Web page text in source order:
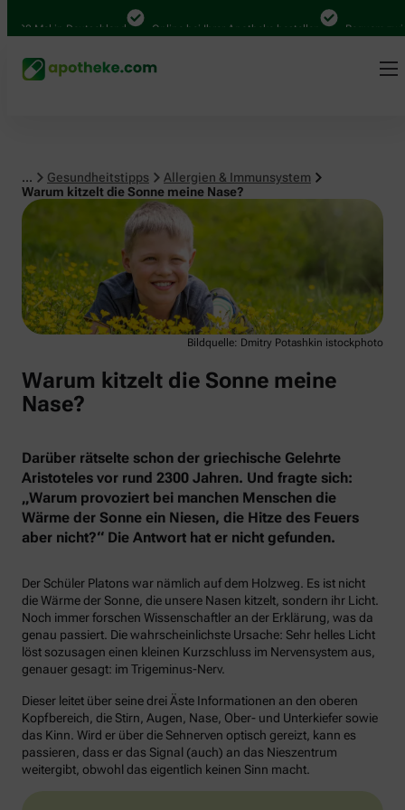
Mal in Deutschland Online bei Ihrer Apotheke bestellen Bequem
... Gesundheitstipps
Allergien & Immunsystem
Warum kitzelt die Sonne meine Nase?
Allergien & Immunsystem
Bildquelle: Dmitry Potashkin istockphoto
Warum kitzelt die Sonne meine
Nase?
Darüber rätselte schon der griechische Gelehrte
Aristoteles vor rund 2300 Jahren. Und fragte sich:
„Warum provoziert bei manchen Menschen die
Wärme der Sonne ein Niesen, die Hitze des Feuers
aber nicht?“ Die Antwort hat er nicht gefunden.
Der Schüler Platons war nämlich auf dem Holzweg. Es ist nicht
die Wärme der Sonne, die unsere Nasen kitzelt, sondern ihr Licht.
Noch immer forschen Wissenschaftler an der Erklärung, was da
genau passiert. Die wahrscheinlichste Ursache: Sehr helles Licht
löst sozusagen einen kleinen Kurzschluss im Nervensystem aus,
genauer gesagt: im Trigeminus-Nerv.
Dieser leitet über seine drei Äste Informationen an den oberen
Kopfbereich, die Stirn, Augen, Nase, Ober- und Unterkiefer sowie
das Kinn. Wird er über die Sehnerven optisch gereizt, kann es
passieren, dass er das Signal (auch) an das Nieszentrum
weitergibt, obwohl das eigentlich keinen Sinn macht.